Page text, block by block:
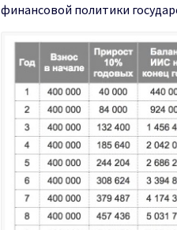
финансовой политики